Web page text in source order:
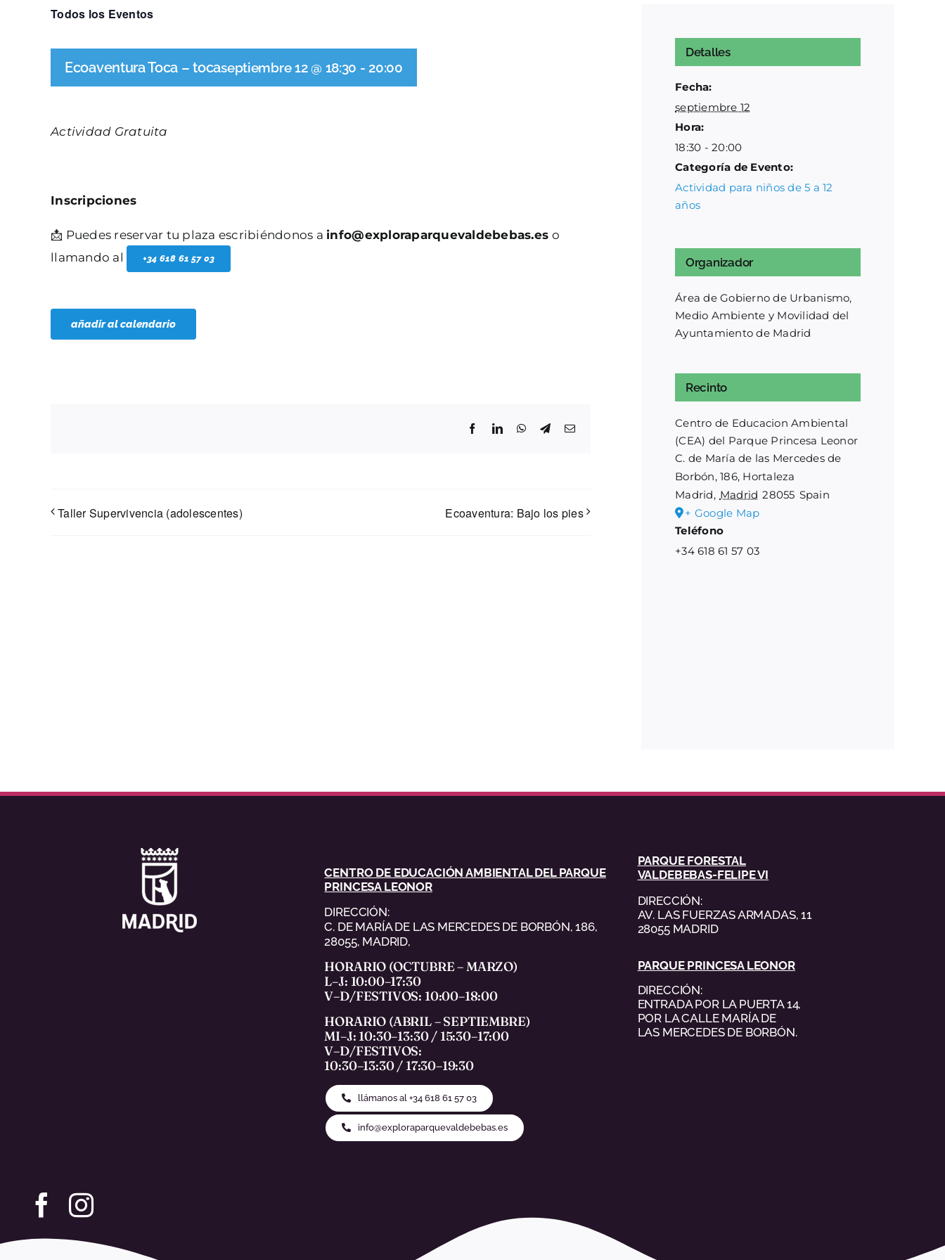
Todos los Eventos
Ecoaventura Toca – tocaseptiembre 12 @ 18:30 - 20:00
Actividad Gratuita
Inscripciones
📩 Puedes reservar tu plaza escribiéndonos a info@exploraparquevaldebebas.eso
llamando al
+34 618 61 57 03
añadir al calendario
FacebookLinkedInWhatsApp
TelegramCorreo
Taller Supervivencia (adolescentes) Ecoaventura: Bajo los pies
Detalles
Fecha:
septiembre 12
Hora:
18:30 - 20:00
Categoría de Evento:
Actividad para niños de 5 a 12
años
Organizador
Área de Gobierno de Urbanismo,
Medio Ambiente y Movilidad del
Ayuntamiento de Madrid
Recinto
Centro de Educacion Ambiental
(CEA) del Parque Princesa Leonor
C. de María de las Mercedes de
Borbón, 186, Hortaleza
Madrid, Madrid 28055 Spain
+ Google Map
Teléfono
+34 618 61 57 03
CENTRO DE EDUCACIÓN AMBIENTAL DEL PARQUE
PRINCESA LEONOR
DIRECCIÓN:
C. DE MARÍA DE LAS MERCEDES DE BORBÓN, 186,
28055, MADRID,
HORARIO (OCTUBRE – MARZO)
L–J: 10:00–17:30
V–D/FESTIVOS: 10:00–18:00
HORARIO (ABRIL – SEPTIEMBRE)
MI–J: 10:30–13:30 / 15:30–17:00
V–D/FESTIVOS:
10:30–13:30 / 17:30–19:30
llámanos al +34 618 61 57 03
info@exploraparquevaldebebas.es
PARQUE FORESTAL
VALDEBEBAS-FELIPE VI
DIRECCIÓN:
AV. LAS FUERZAS ARMADAS, 11
28055 MADRID
PARQUE PRINCESA LEONOR
DIRECCIÓN:
ENTRADA POR LA PUERTA 14,
POR LA CALLE MARÍA DE
LAS MERCEDES DE BORBÓN.